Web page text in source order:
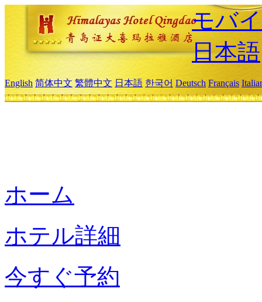
モバ
日本語
English 简体中文 繁體中文 日本語 한국어 Deutsch Français
ホーム
ホテル詳細
今すぐ予約